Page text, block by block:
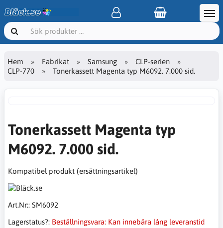
Hem Fabrikat Samsung
CLP-serien
CLP-770
Tonerkassett Magenta typ M6092. 7.000 sid.
Tonerkassett Magenta typ
M6092. 7.000 sid.
Kompatibel produkt (ersättningsartikel)
Art.Nr:: SM6092
Lagerstatus?: Beställningsvara: Kan innebära lång leveranstid